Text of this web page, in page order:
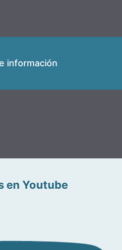
información
en Youtube